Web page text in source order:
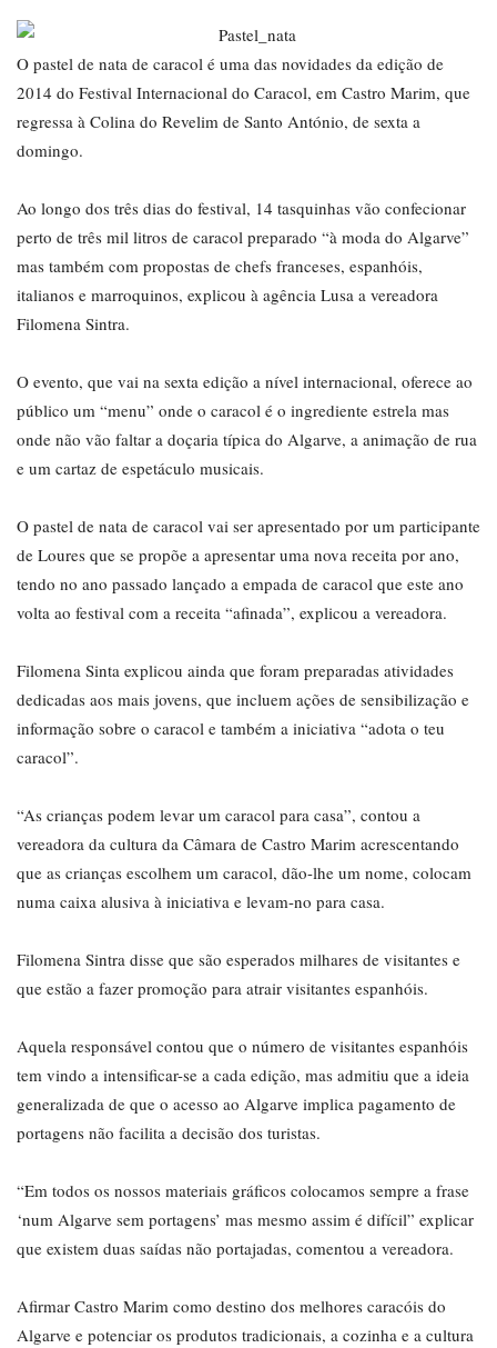
O pastel de nata de caracol é uma das novidades da edição de
2014 do Festival Internacional do Caracol, em Castro Marim, que
regressa à Colina do Revelim de Santo António, de sexta a
domingo.
Ao longo dos três dias do festival, 14 tasquinhas vão confecionar
perto de três mil litros de caracol preparado “à moda do Algarve”
mas também com propostas de chefs franceses, espanhóis,
italianos e marroquinos, explicou à agência Lusa a vereadora
Filomena Sintra.
O evento, que vai na sexta edição a nível internacional, oferece ao
público um “menu” onde o caracol é o ingrediente estrela mas
onde não vão faltar a doçaria típica do Algarve, a animação de rua
e um cartaz de espetáculo musicais.
O pastel de nata de caracol vai ser apresentado por um participante
de Loures que se propõe a apresentar uma nova receita por ano,
tendo no ano passado lançado a empada de caracol que este ano
volta ao festival com a receita “afinada”, explicou a vereadora.
Filomena Sinta explicou ainda que foram preparadas atividades
dedicadas aos mais jovens, que incluem ações de sensibilização e
informação sobre o caracol e também a iniciativa “adota o teu
caracol”.
“As crianças podem levar um caracol para casa”, contou a
vereadora da cultura da Câmara de Castro Marim acrescentando
que as crianças escolhem um caracol, dão-lhe um nome, colocam
numa caixa alusiva à iniciativa e levam-no para casa.
Filomena Sintra disse que são esperados milhares de visitantes e
que estão a fazer promoção para atrair visitantes espanhóis.
Aquela responsável contou que o número de visitantes espanhóis
tem vindo a intensificar-se a cada edição, mas admitiu que a ideia
generalizada de que o acesso ao Algarve implica pagamento de
portagens não facilita a decisão dos turistas.
“Em todos os nossos materiais gráficos colocamos sempre a frase
‘num Algarve sem portagens’ mas mesmo assim é difícil” explicar
que existem duas saídas não portajadas, comentou a vereadora.
Afirmar Castro Marim como destino dos melhores caracóis do
Algarve e potenciar os produtos tradicionais, a cozinha e a cultura